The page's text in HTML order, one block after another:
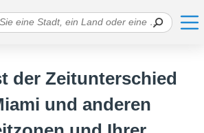
der Zeitunterschied
und anderen